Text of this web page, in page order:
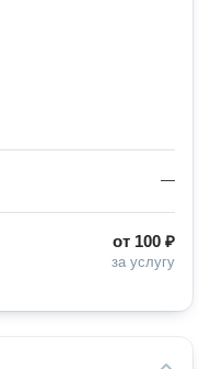
—
от 100 ₽
за услугу